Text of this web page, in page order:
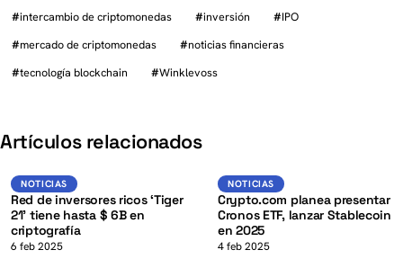
#intercambio de criptomonedas #inversión #IPO
#mercado de criptomonedas #noticias financieras
#tecnología blockchain #Winklevoss
Artículos relacionados
Noticias K
NOTICIAS
Red de inversores ricos ‘Tiger
21’ tiene hasta $ 6B en
criptografía
6 feb 2025
NOTICIAS
NOTICIAS
Crypto.com planea presentar
Cronos ETF, lanzar Stablecoin
en 2025
4 feb 2025